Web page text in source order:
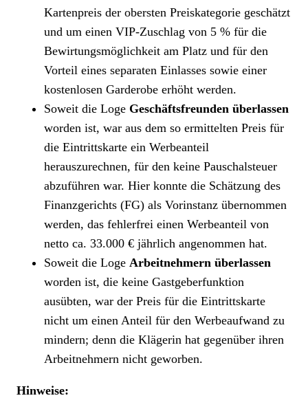
Kartenpreis der obersten Preiskategorie geschätzt
und um einen VIP-Zuschlag von 5 % für die
Bewirtungsmöglichkeit am Platz und für den
Vorteil eines separaten Einlasses sowie einer
kostenlosen Garderobe erhöht werden.
Soweit die Loge Geschäftsfreunden überlassen
worden ist, war aus dem so ermittelten Preis für
die Eintrittskarte ein Werbeanteil
herauszurechnen, für den keine Pauschalsteuer
abzuführen war. Hier konnte die Schätzung des
Finanzgerichts (FG) als Vorinstanz übernommen
werden, das fehlerfrei einen Werbeanteil von
netto ca. 33.000 € jährlich angenommen hat.
Soweit die Loge Arbeitnehmern überlassen
worden ist, die keine Gastgeberfunktion
ausübten, war der Preis für die Eintrittskarte
nicht um einen Anteil für den Werbeaufwand zu
mindern; denn die Klägerin hat gegenüber ihren
Arbeitnehmern nicht geworben.
Hinweise: